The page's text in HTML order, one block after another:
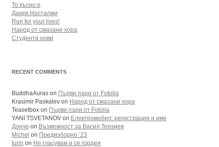
То късно е
Даирк Носталжи
Run for your lives!
Народ от смазани хора
Студенти нови
RECENT COMMENTS
BuddhaAuras on Първи пари от Fotolia
Krasimir Paskalev on Народ от смазани хора
Teasetbox on Първи пари от Fotolia
YANI TSVETANOV on Електромобил: регистрация и име
Дончо on Възможност за Васил Терзиев
Michel on Предизборно ’23
turin on Не гласувам и се гордея